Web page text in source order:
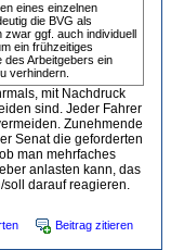
eines einzelnen
die BVG als
zwar ggf. auch individuell
ein frühzeitiges
des Arbeitgebers ein
verhindern.
mit Nachdruck
sind. Jeder Fahrer
Zunehmende
Senat die geforderten
man mehrfaches
anlasten kann, das
soll darauf reagieren.
Beitrag zitieren